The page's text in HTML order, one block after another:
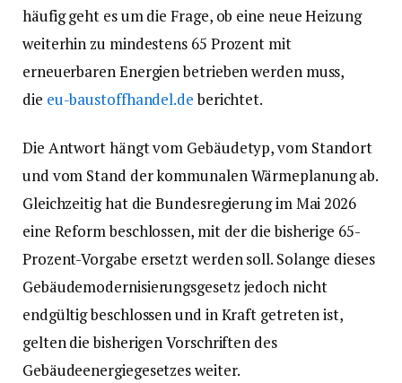
häufig geht es um die Frage, ob eine neue Heizung
weiterhin zu mindestens 65 Prozent mit
erneuerbaren Energien betrieben werden muss,
die eu-baustoffhandel.deberichtet.
Die Antwort hängt vom Gebäudetyp, vom Standort
und vom Stand der kommunalen Wärmeplanung ab.
Gleichzeitig hat die Bundesregierung im Mai 2026
eine Reform beschlossen, mit der die bisherige 65-
Prozent-Vorgabe ersetzt werden soll. Solange dieses
Gebäudemodernisierungsgesetz jedoch nicht
endgültig beschlossen und in Kraft getreten ist,
gelten die bisherigen Vorschriften des
Gebäudeenergiegesetzes weiter.